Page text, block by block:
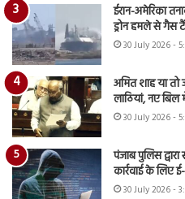
ईरान-अमेरिका
ड्रोन हमले से
30 July 2026 -
अमित शाह या
लाठियां, नए
30 July 2026 -
पंजाब पुलिस
कार्रवाई के
30 July 2026 -